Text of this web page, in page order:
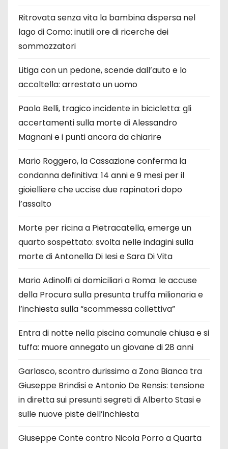
Ritrovata senza vita la bambina dispersa nel
lago di Como: inutili ore di ricerche dei
sommozzatori
Litiga con un pedone, scende dall’auto e lo
accoltella: arrestato un uomo
Paolo Belli, tragico incidente in bicicletta: gli
accertamenti sulla morte di Alessandro
Magnani e i punti ancora da chiarire
Mario Roggero, la Cassazione conferma la
condanna definitiva: 14 anni e 9 mesi per il
gioielliere che uccise due rapinatori dopo
l’assalto
Morte per ricina a Pietracatella, emerge un
quarto sospettato: svolta nelle indagini sulla
morte di Antonella Di Iesi e Sara Di Vita
Mario Adinolfi ai domiciliari a Roma: le accuse
della Procura sulla presunta truffa milionaria e
l’inchiesta sulla “scommessa collettiva”
Entra di notte nella piscina comunale chiusa e si
tuffa: muore annegato un giovane di 28 anni
Garlasco, scontro durissimo a Zona Bianca tra
Giuseppe Brindisi e Antonio De Rensis: tensione
in diretta sui presunti segreti di Alberto Stasi e
sulle nuove piste dell’inchiesta
Giuseppe Conte contro Nicola Porro a Quarta